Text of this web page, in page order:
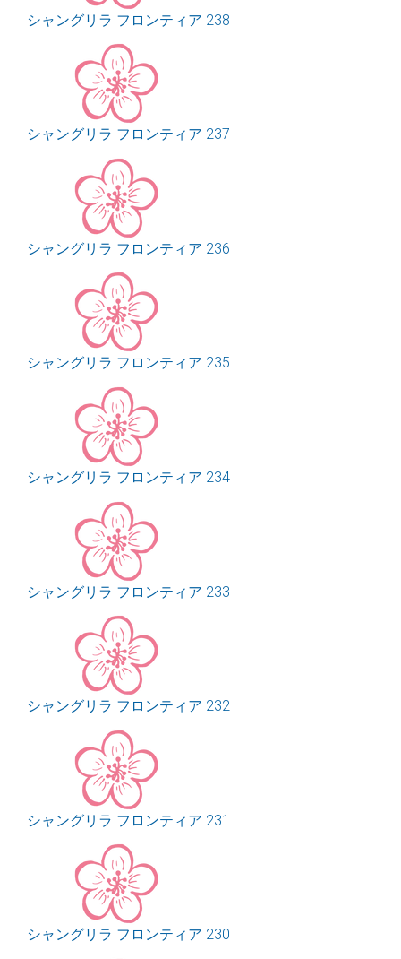
シャングリラ フロンティア 238
シャングリラ フロンティア 237
シャングリラ フロンティア 236
シャングリラ フロンティア 235
シャングリラ フロンティア 234
シャングリラ フロンティア 233
シャングリラ フロンティア 232
シャングリラ フロンティア 231
シャングリラ フロンティア 230